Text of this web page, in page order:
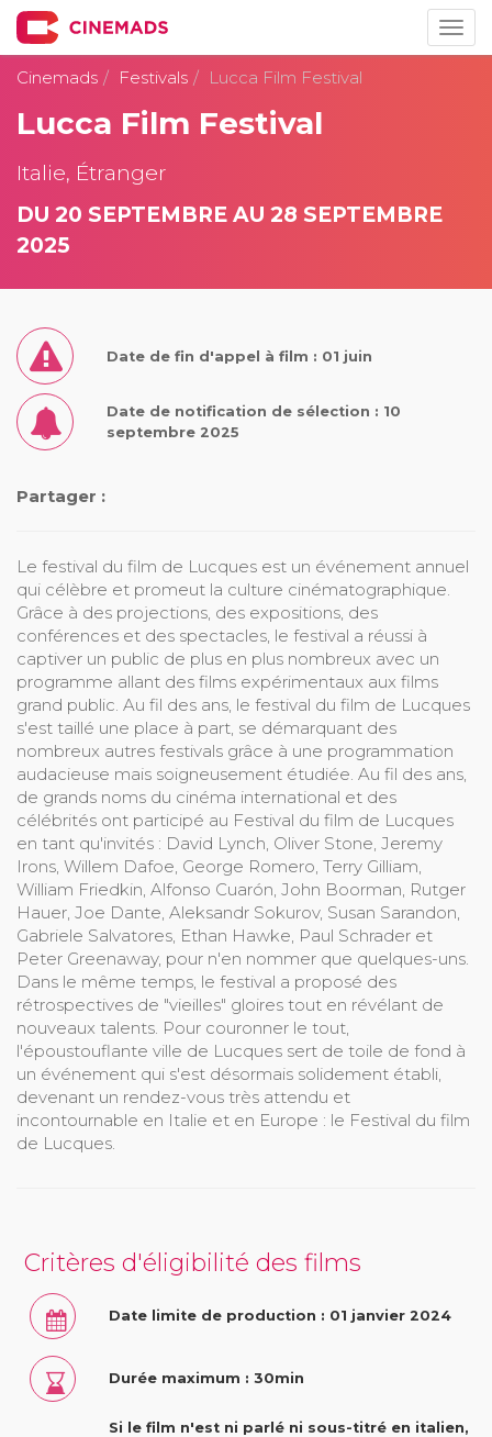
Cinemads
Festivals Lucca Film Festival
Lucca Film Festival
Italie, Étranger
DU 20 SEPTEMBRE AU 28 SEPTEMBRE
2025
Date de fin d'appel à film : 01 juin
Date de notification de sélection : 10
septembre 2025
Partager :
Le festival du film de Lucques est un événement annuel
qui célèbre et promeut la culture cinématographique.
Grâce à des projections, des expositions, des
conférences et des spectacles, le festival a réussi à
captiver un public de plus en plus nombreux avec un
programme allant des films expérimentaux aux films
grand public. Au fil des ans, le festival du film de Lucques
s'est taillé une place à part, se démarquant des
nombreux autres festivals grâce à une programmation
audacieuse mais soigneusement étudiée. Au fil des ans,
de grands noms du cinéma international et des
célébrités ont participé au Festival du film de Lucques
en tant qu'invités : David Lynch, Oliver Stone, Jeremy
Irons, Willem Dafoe, George Romero, Terry Gilliam,
William Friedkin, Alfonso Cuarón, John Boorman, Rutger
Hauer, Joe Dante, Aleksandr Sokurov, Susan Sarandon,
Gabriele Salvatores, Ethan Hawke, Paul Schrader et
Peter Greenaway, pour n'en nommer que quelques-uns.
Dans le même temps, le festival a proposé des
rétrospectives de "vieilles" gloires tout en révélant de
nouveaux talents. Pour couronner le tout,
l'époustouflante ville de Lucques sert de toile de fond à
un événement qui s'est désormais solidement établi,
devenant un rendez-vous très attendu et
incontournable en Italie et en Europe : le Festival du film
de Lucques.
Critères d'éligibilité des films
Date limite de production : 01 janvier 2024
Durée maximum : 30min
Si le film n'est ni parlé ni sous-titré en italien,